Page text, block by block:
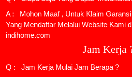
A : Mohon Maaf , Untuk Klaim
Yang Mendaftar Melalui Website Kami
indihome.com
Jam Kerja
Q : Jam Kerja Mulai Jam Berapa ?